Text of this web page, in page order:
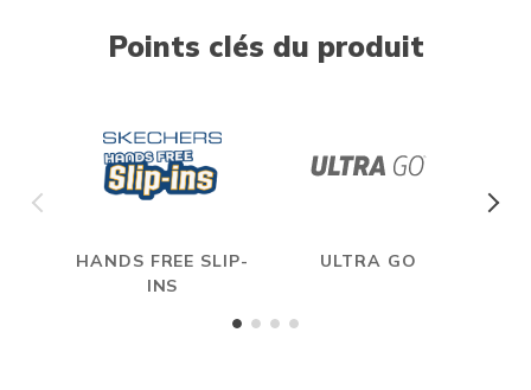
Points clés du produit
HANDS FREE SLIP-
INS
ULTRA GO